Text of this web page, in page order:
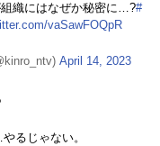
織にはなぜか秘密に…?#
vaSawFOQpR
April 14, 2023
るじゃない。